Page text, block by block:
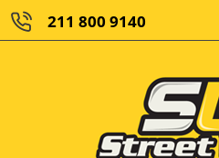
211 800 9140